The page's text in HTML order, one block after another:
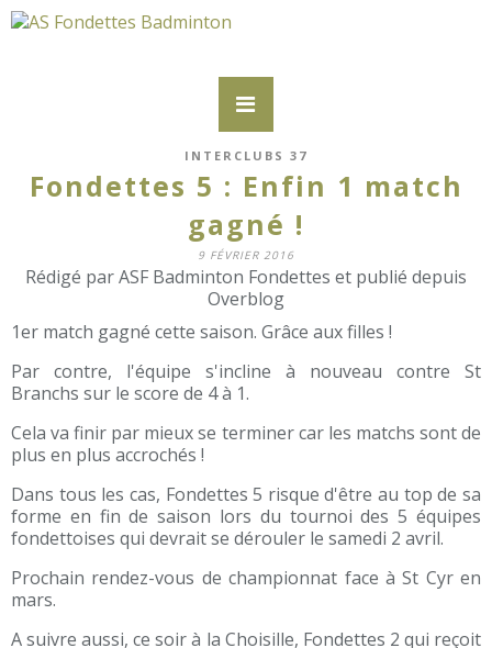
INTERCLUBS 37
Fondettes 5 : Enfin 1 match
gagné !
9 FÉVRIER 2016
Rédigé par ASF Badminton Fondettes et publié depuis
Overblog
1er match gagné cette saison. Grâce aux filles !
Par contre, l'équipe s'incline à nouveau contre St
Branchs sur le score de 4 à 1.
Cela va finir par mieux se terminer car les matchs sont de
plus en plus accrochés !
Dans tous les cas, Fondettes 5 risque d'être au top de sa
forme en fin de saison lors du tournoi des 5 équipes
fondettoises qui devrait se dérouler le samedi 2 avril.
Prochain rendez-vous de championnat face à St Cyr en
mars.
A suivre aussi, ce soir à la Choisille, Fondettes 2 qui reçoit